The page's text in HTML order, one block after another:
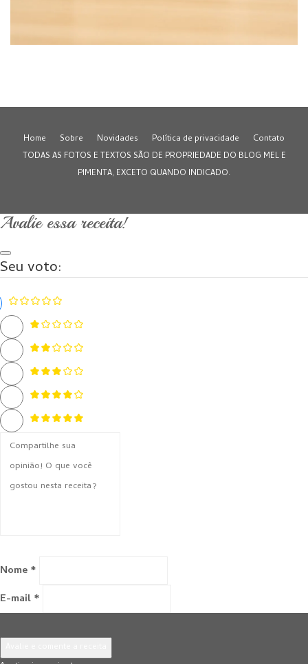
Home Sobre Novidades Política de privacidade
Contato
TODAS AS FOTOS E TEXTOS SÃO DE PROPRIEDADE DO BLOG MEL E
PIMENTA, EXCETO QUANDO INDICADO.
Avalie essa receita!
Seu voto:
Nome *
E-mail *